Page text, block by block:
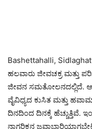
Bashettahalli,
ಹಲವಾರು ಜೀವಚಕ್ರ ಮತ್ತು
ಜೀವನ ಸಮತೋಲನದಲ್ಲಿದೆ.
ವೈವಿಧ್ಯದ ಕುಸಿತ ಮತ್ತು
ದಿನದಿಂದ ದಿನಕ್ಕೆ ಹೆಚ್ಚುತ್ತಿವೆ.
ನಾಗರಿಕನ